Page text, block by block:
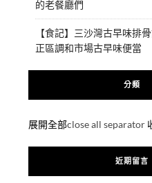
的老餐廳們
【食記】三沙灣古早味排
正區調和市場古早味便當
分類
展開全部close all separator
近期留言